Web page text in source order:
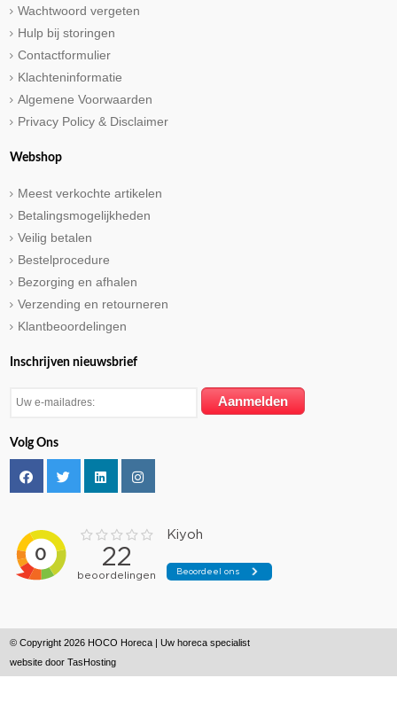
Wachtwoord vergeten
Hulp bij storingen
Contactformulier
Klachteninformatie
Algemene Voorwaarden
Privacy Policy & Disclaimer
Webshop
Meest verkochte artikelen
Betalingsmogelijkheden
Veilig betalen
Bestelprocedure
Bezorging en afhalen
Verzending en retourneren
Klantbeoordelingen
Inschrijven nieuwsbrief
Volg Ons
© Copyright 2026 HOCO Horeca | Uw horeca specialist
website doorTasHosting